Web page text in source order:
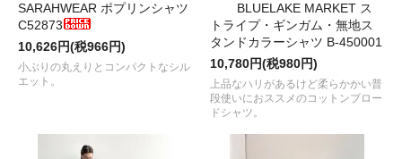
SARAHWEAR ポプリンシャツ
C52873
10,626円(税966円)
小ぶりの丸えりとコンパクトなシル
エット。
BLUELAKE MARKET ス
トライプ・ギンガム・無地ス
タンドカラーシャツ B-450001
10,780円(税980円)
上品なハリがあるけど柔らかかい普
段使いにおススメのコットンブロー
ドシャツ。